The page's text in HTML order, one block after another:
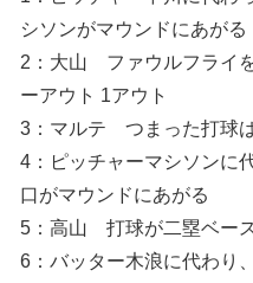
シソンがマウンドにあが
2：大山 ファウルフライ
ーアウト 1アウト
3：マルテ つまった打球
4：ピッチャーマシソンに
口がマウンドにあがる
5：高山 打球が二塁ベー
6：バッター木浪に代わり